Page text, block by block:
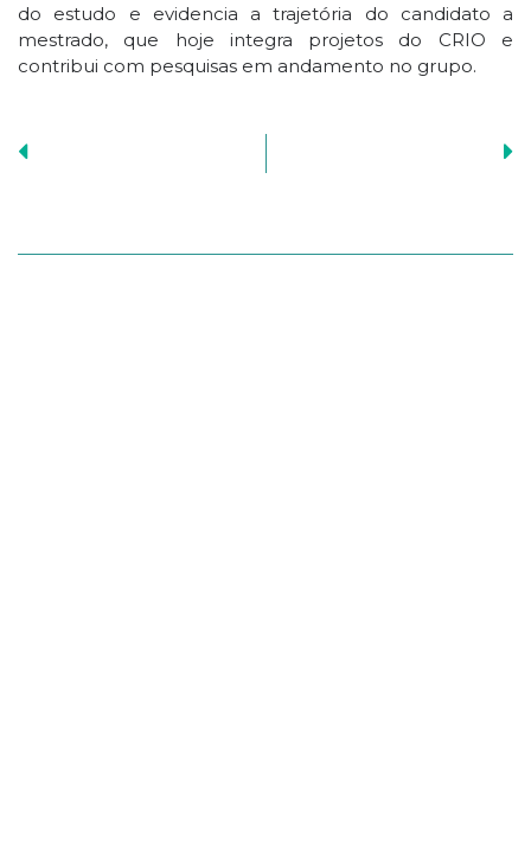
do estudo e evidencia a trajetória do candidato a
mestrado, que hoje integra projetos do CRIO e
contribui com pesquisas em andamento no grupo.